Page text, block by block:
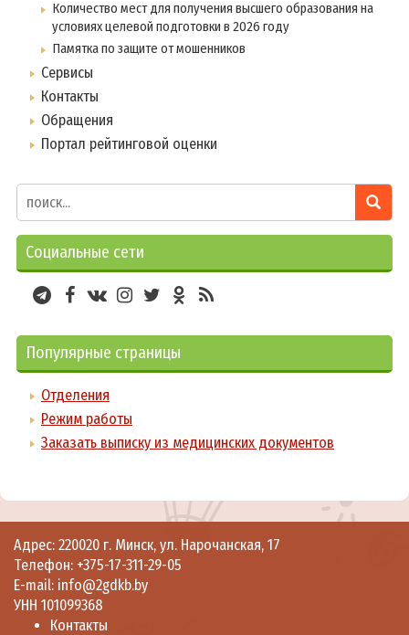
Количество мест для получения высшего образования на
условиях целевой подготовки в 2026 году
Памятка по защите от мошенников
Сервисы
Контакты
Обращения
Портал рейтинговой оценки
Социальные сети
Популярные страницы
Отделения
Режим работы
Заказать выписку из медицинских документов
Адрес: 220020 г. Минск, ул. Нарочанская, 17
Телефон: +375-17-311-29-05
E-mail: info@2gdkb.by
УНН 101099368
Контакты